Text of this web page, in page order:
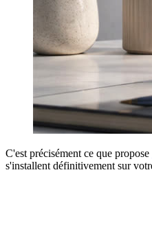
C'est précisément ce que propose
s'installent définitivement sur